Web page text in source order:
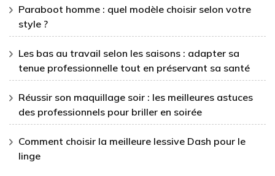
Paraboot homme : quel modèle choisir selon votre
style ?
Les bas au travail selon les saisons : adapter sa
tenue professionnelle tout en préservant sa santé
Réussir son maquillage soir : les meilleures astuces
des professionnels pour briller en soirée
Comment choisir la meilleure lessive Dash pour le
linge